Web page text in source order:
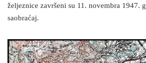
željeznice završeni su 11. novembra 1947.
saobraćaj.